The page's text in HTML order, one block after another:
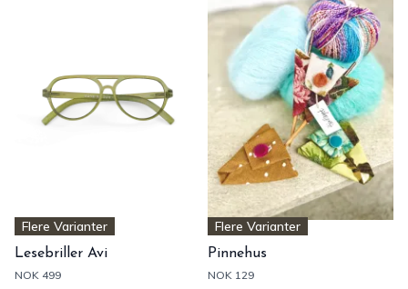
Flere Varianter
Lesebriller Avi
NOK 499
Flere Varianter
Pinnehus
NOK 129